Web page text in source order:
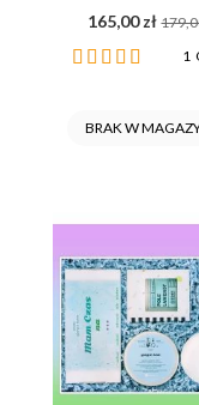
165,00 zł
Ocena:
1
BRAK W